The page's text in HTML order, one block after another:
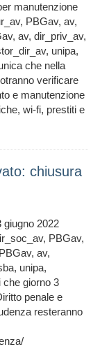
manutenzione
PBGav, av,
av, dir_priv_av,
unipa,
che nella
verificare
e manutenzione
wi-fi, prestiti e
chiusura
giugno 2022
PBGav,
av,
unipa,
che giorno 3
penale e
resteranno